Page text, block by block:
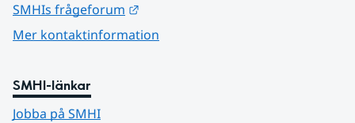
SMHIs frågeforum
Mer kontaktinformation
SMHI-länkar
Jobba på SMHI